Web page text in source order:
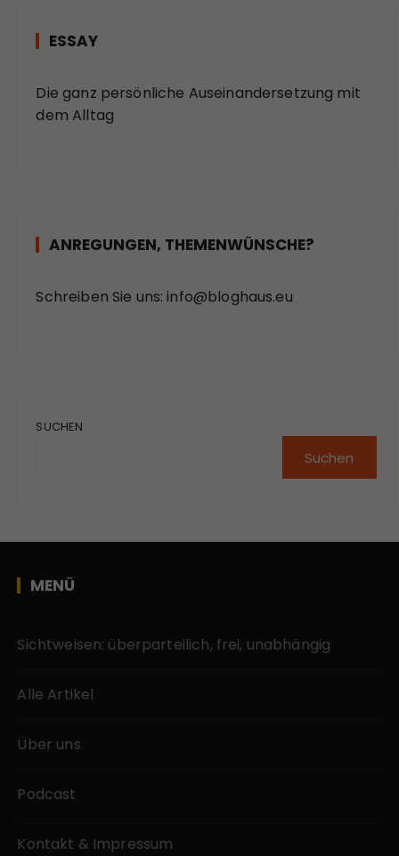
ESSAY
Die ganz persönliche Auseinandersetzung mit
dem Alltag
ANREGUNGEN, THEMENWÜNSCHE?
Schreiben Sie uns: info@bloghaus.eu
SUCHEN
Suchen
MENÜ
Sichtweisen: überparteilich, frei, unabhängig
Alle Artikel
Über uns
Podcast
Kontakt & Impressum